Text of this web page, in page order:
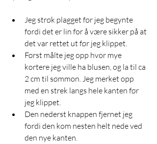
Jeg strøk plagget før jeg begynte
fordi det er lin for å være sikker på at
det var rettet ut før jeg klippet.
Først målte jeg opp hvor mye
kortere jeg ville ha blusen, og la til ca
2 cm til sømmon. Jeg merket opp
med en strek langs hele kanten før
jeg klippet.
Den nederst knappen fjernet jeg
fordi den kom nesten helt nede ved
den nye kanten.